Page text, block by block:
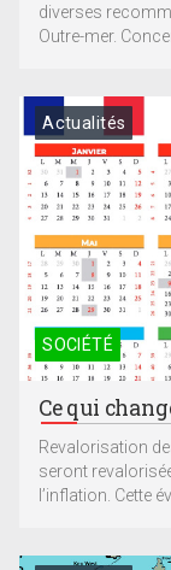
diverses
Outre-mer.
SOCIÉTÉ
Actualités
Ce qui
Revalorisation
seront
l’inflation. Cette